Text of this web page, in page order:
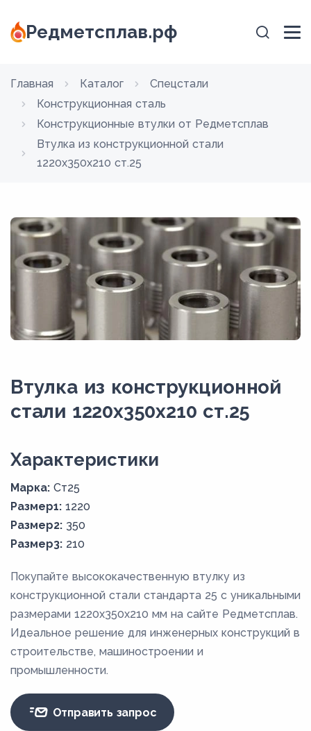
Редметсплав.рф
Главная Каталог
Спецстали
Конструкционная сталь
Конструкционные втулки от Редметсплав
Втулка из конструкционной стали
1220x350x210 ст.25
Втулка из конструкционной
стали 1220x350x210 ст.25
Xарактеристики
Марка: Ст25
Размер1: 1220
Размер2: 350
Размер3: 210
Покупайте высококачественную втулку из
конструкционной стали стандарта 25 с уникальными
размерами 1220x350x210 мм на сайте Редметсплав.
Идеальное решение для инженерных конструкций в
строительстве, машиностроении и
промышленности.
Отправить запрос